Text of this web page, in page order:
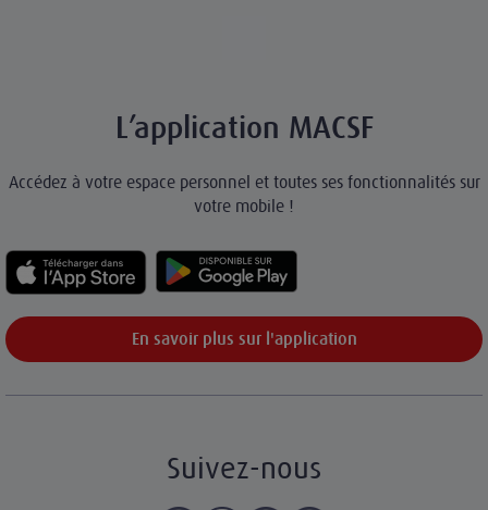
L’application MACSF
Accédez à votre espace personnel et toutes ses fonctionnalités sur
votre mobile !
En savoir plus sur l'application
Suivez-nous